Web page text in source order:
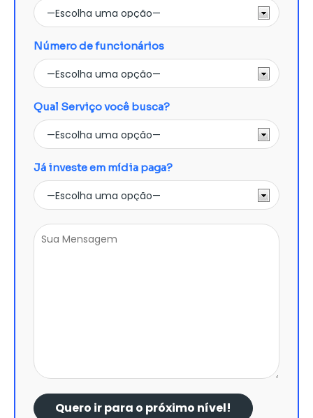
Número de funcionários
Qual Serviço você busca?
Já investe em mídia paga?